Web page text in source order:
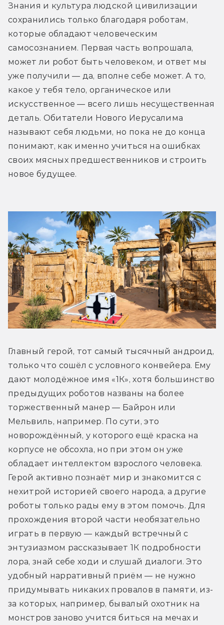
Знания и культура людской цивилизации
сохранились только благодаря роботам,
которые обладают человеческим
самосознанием. Первая часть вопрошала,
может ли робот быть человеком, и ответ мы
уже получили — да, вполне себе может. А то,
какое у тебя тело, органическое или
искусственное — всего лишь несущественная
деталь. Обитатели Нового Иерусалима
называют себя людьми, но пока не до конца
понимают, как именно учиться на ошибках
своих мясных предшественников и строить
новое будущее.
Главный герой, тот самый тысячный андроид,
только что сошёл с условного конвейера. Ему
дают молодёжное имя «1К», хотя большинство
предыдущих роботов названы на более
торжественный манер — Байрон или
Мельвиль, например. По сути, это
новорождённый, у которого ещё краска на
корпусе не обсохла, но при этом он уже
обладает интеллектом взрослого человека.
Герой активно познаёт мир и знакомится с
нехитрой историей своего народа, а другие
роботы только рады ему в этом помочь. Для
прохождения второй части необязательно
играть в первую — каждый встречный с
энтузиазмом рассказывает 1К подробности
лора, знай себе ходи и слушай диалоги. Это
удобный нарративный приём — не нужно
придумывать никаких провалов в памяти, из-
за которых, например, бывалый охотник на
монстров заново учится биться на мечах и